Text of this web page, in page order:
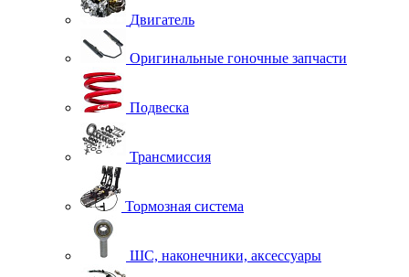
Двигатель
Оригинальные гоночные запчасти
Подвеска
Трансмиссия
Тормозная система
ШС, наконечники, аксессуары